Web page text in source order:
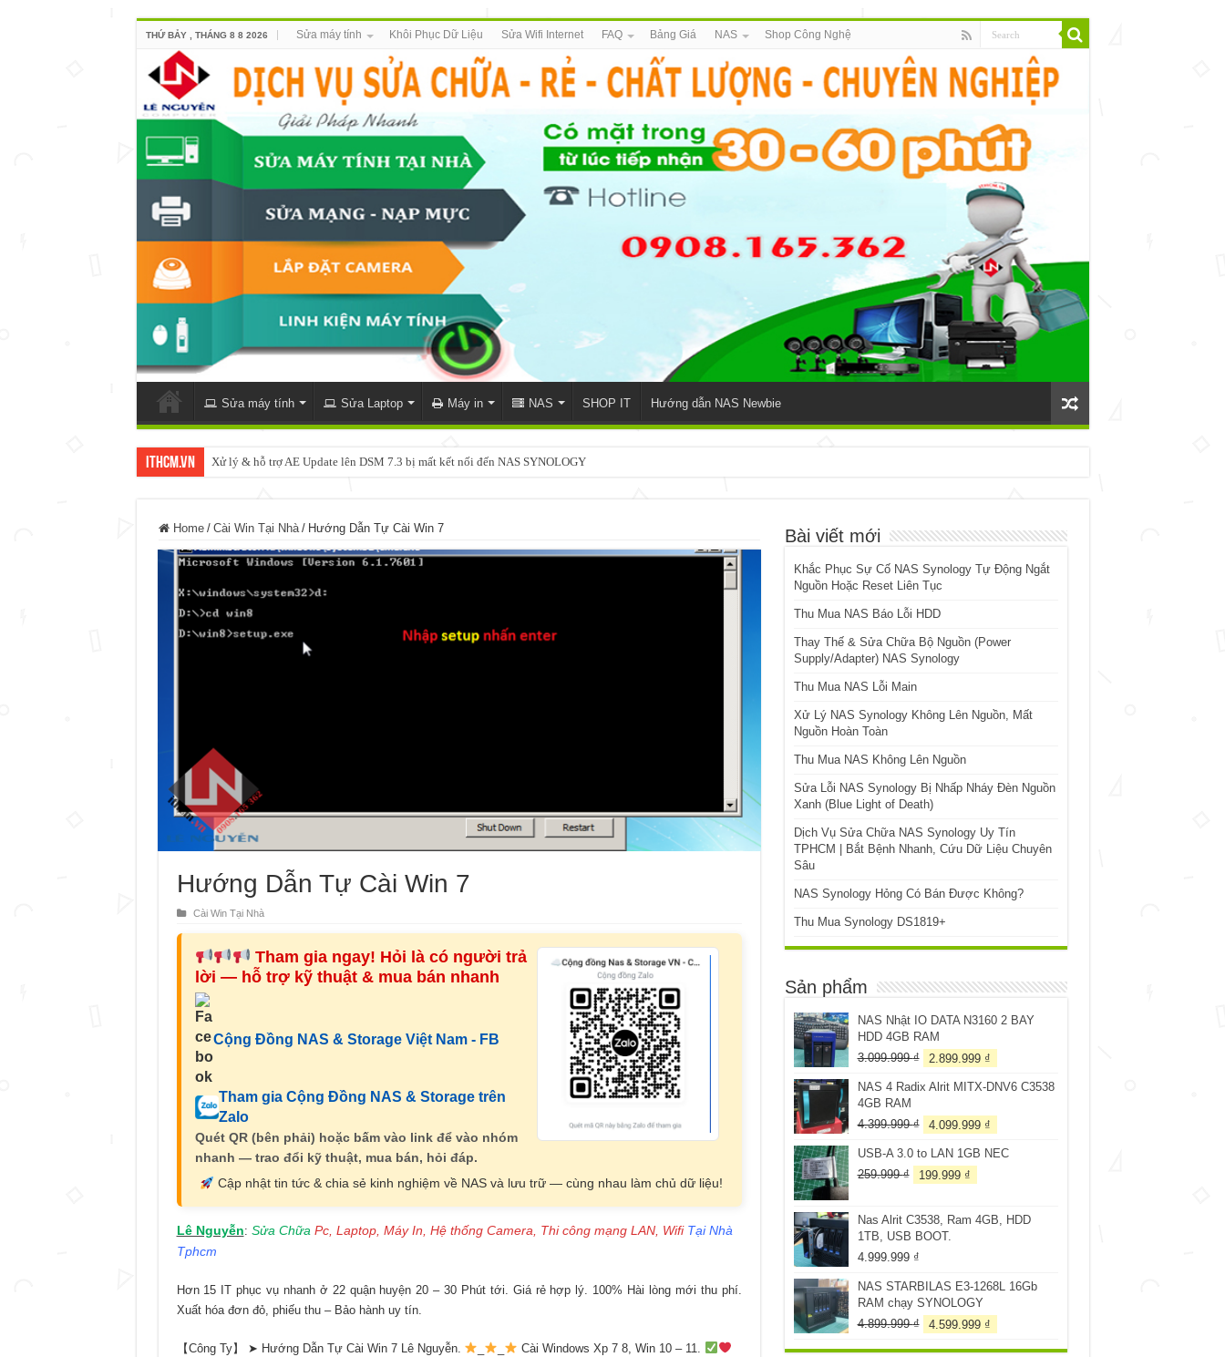
THỨ BẢY , THÁNG 8 8 2026 Sửa máy tính Khôi Phục Dữ Liệu Sửa Wifi Internet FAQ Bảng Giá NAS Shop Công Nghệ
Sửa máy tính Sửa Laptop Máy in NAS SHOP IT Hướng dẫn NAS Newbie
ItHCM.VN Xử lý & hỗ trợ AE Update lên DSM 7.3 bị mất kết nối đến NAS SYNOLOGY
Home / Cài Win Tại Nhà / Hướng Dẫn Tự Cài Win 7
Hướng Dẫn Tự Cài Win 7
Cài Win Tại Nhà
Tham gia ngay! Hỏi là có người trả
lời — hỗ trợ kỹ thuật & mua bán nhanh
Cộng Đồng NAS & Storage Việt Nam - FB
Tham gia Cộng Đồng NAS & Storage trên
Zalo
Quét QR (bên phải) hoặc bấm vào link để vào nhóm
nhanh — trao đổi kỹ thuật, mua bán, hỏi đáp.
Cập nhật tin tức & chia sẻ kinh nghiệm về NAS và lưu trữ — cùng nhau làm chủ dữ liệu!
Lê Nguyễn: Sửa Chữa Pc, Laptop, Máy In, Hệ thống Camera, Thi công mạng LAN, Wifi Tại Nhà
Tphcm
Hơn 15 IT phục vụ nhanh ở 22 quận huyện 20 – 30 Phút tới. Giá rẻ hợp lý. 100% Hài lòng mới thu phí.
Xuất hóa đơn đỏ, phiếu thu – Bảo hành uy tín.
【Công Ty】 ➤ Hướng Dẫn Tự Cài Win 7 Lê Nguyễn.
Cài Windows Xp 7 8, Win 10 – 11.
Bài viết mới
Khắc Phục Sự Cố NAS Synology Tự Động Ngắt
Nguồn Hoặc Reset Liên Tục
Thu Mua NAS Báo Lỗi HDD
Thay Thế & Sửa Chữa Bộ Nguồn (Power
Supply/Adapter) NAS Synology
Thu Mua NAS Lỗi Main
Xử Lý NAS Synology Không Lên Nguồn, Mất
Nguồn Hoàn Toàn
Thu Mua NAS Không Lên Nguồn
Sửa Lỗi NAS Synology Bị Nhấp Nháy Đèn Nguồn
Xanh (Blue Light of Death)
Dịch Vụ Sửa Chữa NAS Synology Uy Tín
TPHCM | Bắt Bệnh Nhanh, Cứu Dữ Liệu Chuyên
Sâu
NAS Synology Hỏng Có Bán Được Không?
Thu Mua Synology DS1819+
Sản phẩm
NAS Nhật IO DATA N3160 2 BAY
HDD 4GB RAM
3.099.999₫
Giá
là:
2.899.999 ₫
tại
NAS 4 Radix Alrit MITX-DNV6 C3538
4GB RAM
4.399.999₫
Giá
là:
4.399.999 ₫.
4.099.999 ₫
tại
USB-A 3.0 to LAN 1GB NEC
259.999₫
Giá
259.999 ₫.
199.999 ₫
là:
Nas Alrit C3538, Ram 4GB, HDD
1TB, USB BOOT.
4.999.999 ₫
NAS STARBILAS E3-1268L 16Gb
RAM chạy SYNOLOGY
4.899.999₫
Giá
4.599.999 ₫